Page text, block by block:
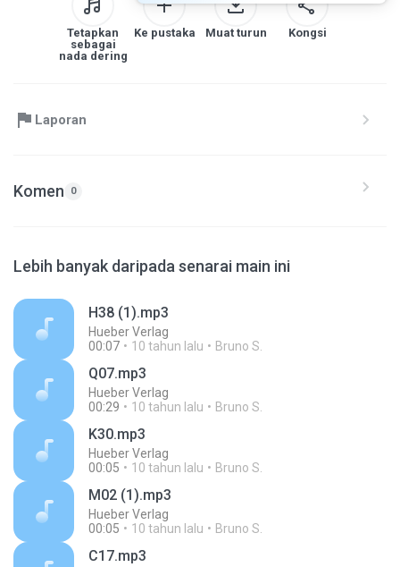
Tetapkan
sebagai
nada dering
Ke pustaka Muat turun Kongsi
Laporan
Komen 0
Lebih banyak daripada senarai main ini
H38 (1).mp3
Hueber Verlag
00:07
10 tahun lalu Bruno S.
Q07.mp3
Hueber Verlag
00:29
10 tahun lalu Bruno S.
K30.mp3
Hueber Verlag
00:05
10 tahun lalu Bruno S.
M02 (1).mp3
Hueber Verlag
00:05
10 tahun lalu Bruno S.
C17.mp3